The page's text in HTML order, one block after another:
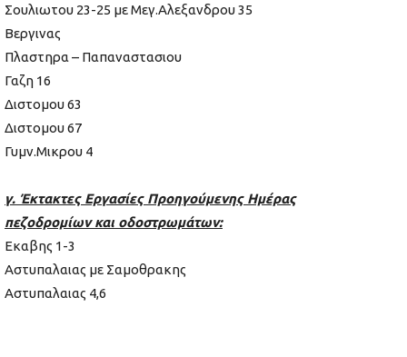
Σουλιωτου 23-25 με Μεγ.Αλεξανδρου 35
Βεργινας
Πλαστηρα – Παπαναστασιου
Γαζη 16
Διστομου 63
Διστομου 67
Γυμν.Μικρου 4
γ. Έκτακτες Εργασίες Προηγούμενης Ημέρας
πεζοδρομίων και οδοστρωμάτων:
Εκαβης 1-3
Αστυπαλαιας με Σαμοθρακης
Αστυπαλαιας 4,6